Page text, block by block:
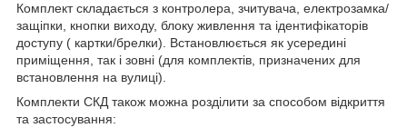
Комплект складається з контролера, зчитувача, електрозамка/
защіпки, кнопки виходу, блоку живлення та ідентифікаторів
доступу ( картки/брелки). Встановлюється як усередині
приміщення, так і зовні (для комплектів, призначених для
встановлення на вулиці).
Комплекти СКД також можна розділити за способом відкриття
та застосування: